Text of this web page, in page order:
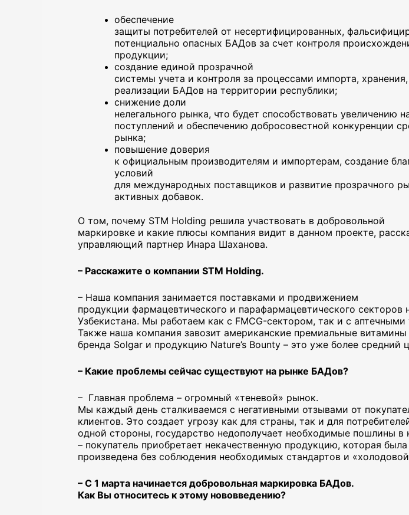
обеспечение
защиты потребителей от несертифицированных,
потенциально опасных БАДов за счет контроля
продукции;
создание единой прозрачной
системы учета и контроля за процессами импорта,
реализации БАДов на территории республики;
снижение доли
нелегального рынка, что будет способствовать увеличению
поступлений и обеспечению добросовестной конкуренции
рынка;
повышение доверия
к официальным производителям и импортерам, создание
условий
для международных поставщиков и развитие прозрачного
активных добавок.
О том, почему STM Holding решила участвовать в добровольной
маркировке и какие плюсы компания видит в данном проекте,
управляющий партнер Инара Шаханова.
– Расскажите о компании STM Holding.
– Наша компания занимается поставками и продвижением
продукции фармацевтического и парафармацевтического секторов
Узбекистана. Мы работаем как с FMCG-сектором, так и с
Также наша компания завозит американские премиальные витамины
бренда Solgar и продукцию Nature’s Bounty – это уже более средний
– Какие проблемы сейчас существуют на рынке БАДов?
– Главная проблема – огромный «теневой» рынок.
Мы каждый день сталкиваемся с негативными отзывами от
клиентов. Это создает угрозу как для страны, так и для
одной стороны, государство недополучает необходимые пошлины в
– покупатель приобретает некачественную продукцию, которая была
произведена без соблюдения необходимых стандартов и
– С 1 марта начинается добровольная маркировка БАДов.
Как Вы относитесь к этому нововведению?